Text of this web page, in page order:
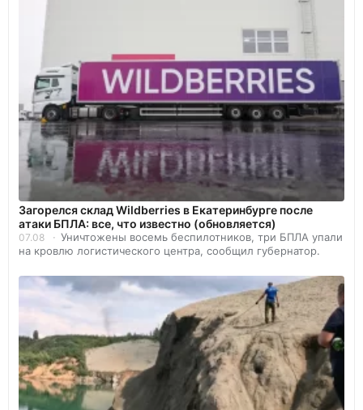
Загорелся склад Wildberries в Екатеринбурге после
атаки БПЛА: все, что известно (обновляется)
07.08
Уничтожены восемь беспилотников, три БПЛА упали
на кровлю логистического центра, сообщил губернатор.